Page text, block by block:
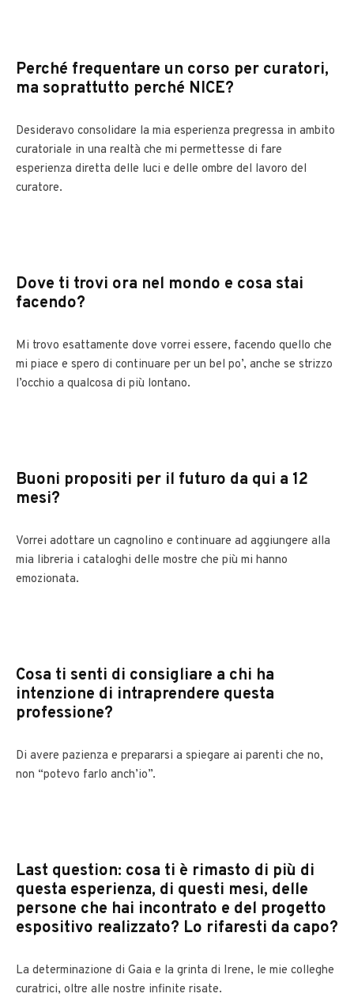
Perché frequentare un corso per curatori,
ma soprattutto perché NICE?
Desideravo consolidare la mia esperienza pregressa in ambito
curatoriale in una realtà che mi permettesse di fare
esperienza diretta delle luci e delle ombre del lavoro del
curatore.
Dove ti trovi ora nel mondo e cosa stai
facendo?
Mi trovo esattamente dove vorrei essere, facendo quello che
mi piace e spero di continuare per un bel po’, anche se strizzo
l’occhio a qualcosa di più lontano.
Buoni propositi per il futuro da qui a 12
mesi?
Vorrei adottare un cagnolino e continuare ad aggiungere alla
mia libreria i cataloghi delle mostre che più mi hanno
emozionata.
Cosa ti senti di consigliare a chi ha
intenzione di intraprendere questa
professione?
Di avere pazienza e prepararsi a spiegare ai parenti che no,
non “potevo farlo anch’io”.
Last question: cosa ti è rimasto di più di
questa esperienza, di questi mesi, delle
persone che hai incontrato e del progetto
espositivo realizzato? Lo rifaresti da capo?
La determinazione di Gaia e la grinta di Irene, le mie colleghe
curatrici, oltre alle nostre infinite risate.